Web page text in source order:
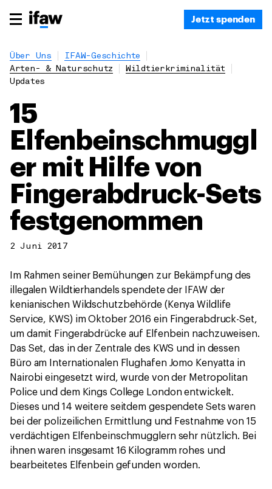
Jetzt spenden
Über Uns
IFAW-Geschichte
Arten- & Naturschutz
Wildtierkriminalität
Updates
15
Elfenbeinschmuggl
er mit Hilfe von
Fingerabdruck-Sets
festgenommen
2 Juni 2017
Im Rahmen seiner Bemühungen zur Bekämpfung des
illegalen Wildtierhandels spendete der IFAW der
kenianischen Wildschutzbehörde (Kenya Wildlife
Service, KWS) im Oktober 2016 ein Fingerabdruck-Set,
um damit Fingerabdrücke auf Elfenbein nachzuweisen.
Das Set, das in der Zentrale des KWS und in dessen
Büro am Internationalen Flughafen Jomo Kenyatta in
Nairobi eingesetzt wird, wurde von der Metropolitan
Police und dem Kings College London entwickelt.
Dieses und 14 weitere seitdem gespendete Sets waren
bei der polizeilichen Ermittlung und Festnahme von 15
verdächtigen Elfenbeinschmugglern sehr nützlich. Bei
ihnen waren insgesamt 16 Kilogramm rohes und
bearbeitetes Elfenbein gefunden worden.